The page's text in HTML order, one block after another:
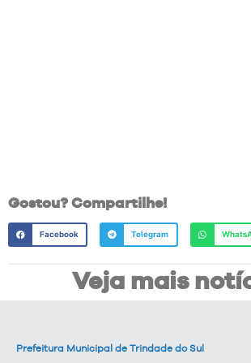
Gostou? Compartilhe!
Facebook Telegram
Veja mais
Prefeitura Municipal de Trindade do Sul